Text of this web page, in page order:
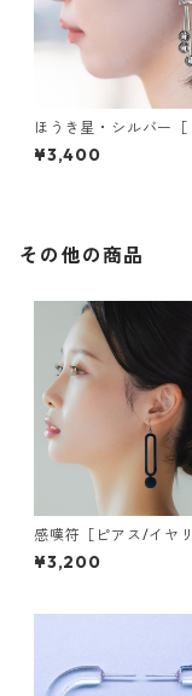
ほうき星・シルバー
イヤリング］
¥3,400
その他の商品
感嘆符［ピアス/イヤリ
¥3,200